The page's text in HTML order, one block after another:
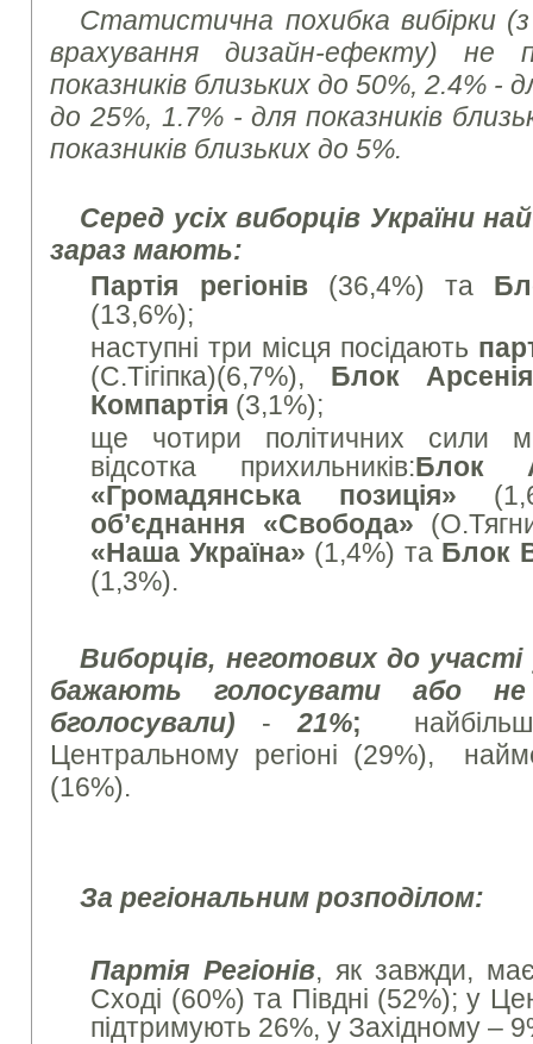
Статистична похибка вибірки
врахуваннядизайн-ефекту) не
показників близьких до 50%, 2.4% -
до 25%, 1.7% - для показників
показників близьких до 5%.
Серед усіх виборців України
зараз мають:
Партія регіонів(36,4%) та
(13,6%);
наступні три місця посідають
(С.Тігіпка)(6,7%), Блок Арсенія
Компартія (3,1%);
ще чотири політичних сили
відсотка прихильників:Блок
«Громадянська позиція»
об’єднання «Свобода»
«Наша Україна» (1,4%) та Блок
(1,3%).
Виборців, неготових до
бажають голосувати або не
бголосували) -21%;
Центральному регіоні (29%),
(16%).
За регіональним розподілом:
Партія Регіонів, як завжди,
Сході (60%) та Півдні (52%); у
підтримують 26%, у Західному –